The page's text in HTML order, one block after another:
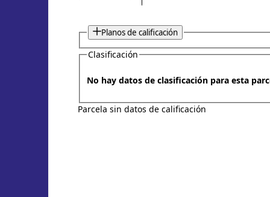
Planos de calificación
Clasificación
No hay datos de clasificación para esta
Parcela sin datos de calificación